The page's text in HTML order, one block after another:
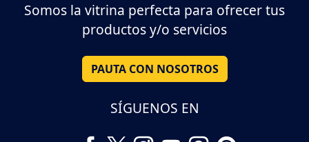
Somos la vitrina perfecta para ofrecer tus
productos y/o servicios
PAUTA CON NOSOTROS
SÍGUENOS EN